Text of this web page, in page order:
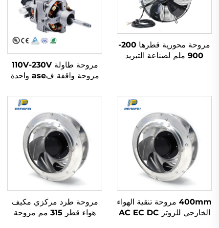
مروحة محورية قطرها 200-
900 ملم لصناعة التبريد
مروحة طاولة 110V-230V
مروحة واقفة فase واحدة
محرك مروحة تبريد
400mm مروحة تنقية الهواء
الخارجي للروتر AC EC DC
مروحة طرد مركزي مكيف
هواء قطر 315 مم مروحة